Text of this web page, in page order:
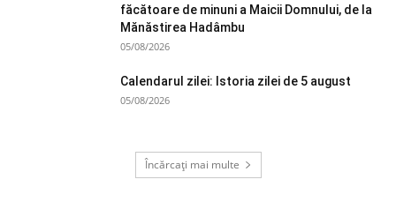
făcătoare de minuni a Maicii Domnului, de la
Mănăstirea Hadâmbu
05/08/2026
Calendarul zilei: Istoria zilei de 5 august
05/08/2026
Încărcați mai multe